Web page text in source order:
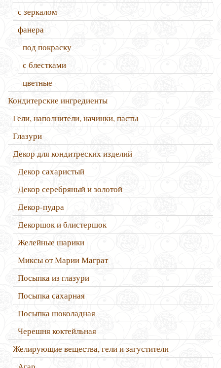
с зеркалом
фанера
под покраску
с блестками
цветные
Кондитерские ингредиенты
Гели, наполнители, начинки, пасты
Глазури
Декор для кондитреских изделий
Декор сахаристый
Декор серебряный и золотой
Декор-пудра
Декоршок и блистершок
Желейные шарики
Миксы от Марии Маграт
Посыпка из глазури
Посыпка сахарная
Посыпка шоколадная
Черешня коктейльная
Желирующие вещества, гели и загустители